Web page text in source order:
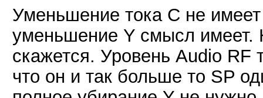
Уменьшение тока С не
уменьшение Y смысл имеет.
скажется. Уровень Audio RF
что он и так больше то SP